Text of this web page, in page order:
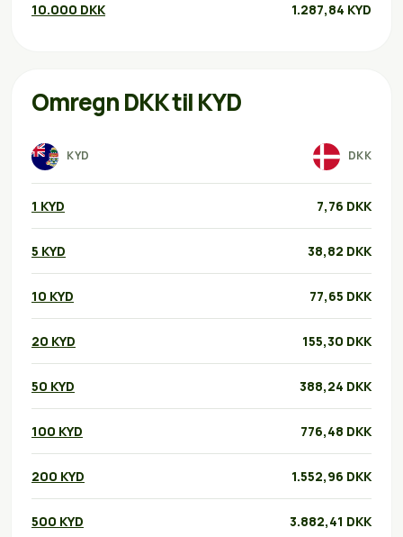
10.000 DKK 1.287,84 KYD
Omregn DKK til KYD
KYD DKK
1 KYD 7,76 DKK
5 KYD 38,82 DKK
10 KYD 77,65 DKK
20 KYD 155,30 DKK
50 KYD 388,24 DKK
100 KYD 776,48 DKK
200 KYD 1.552,96 DKK
500 KYD 3.882,41 DKK